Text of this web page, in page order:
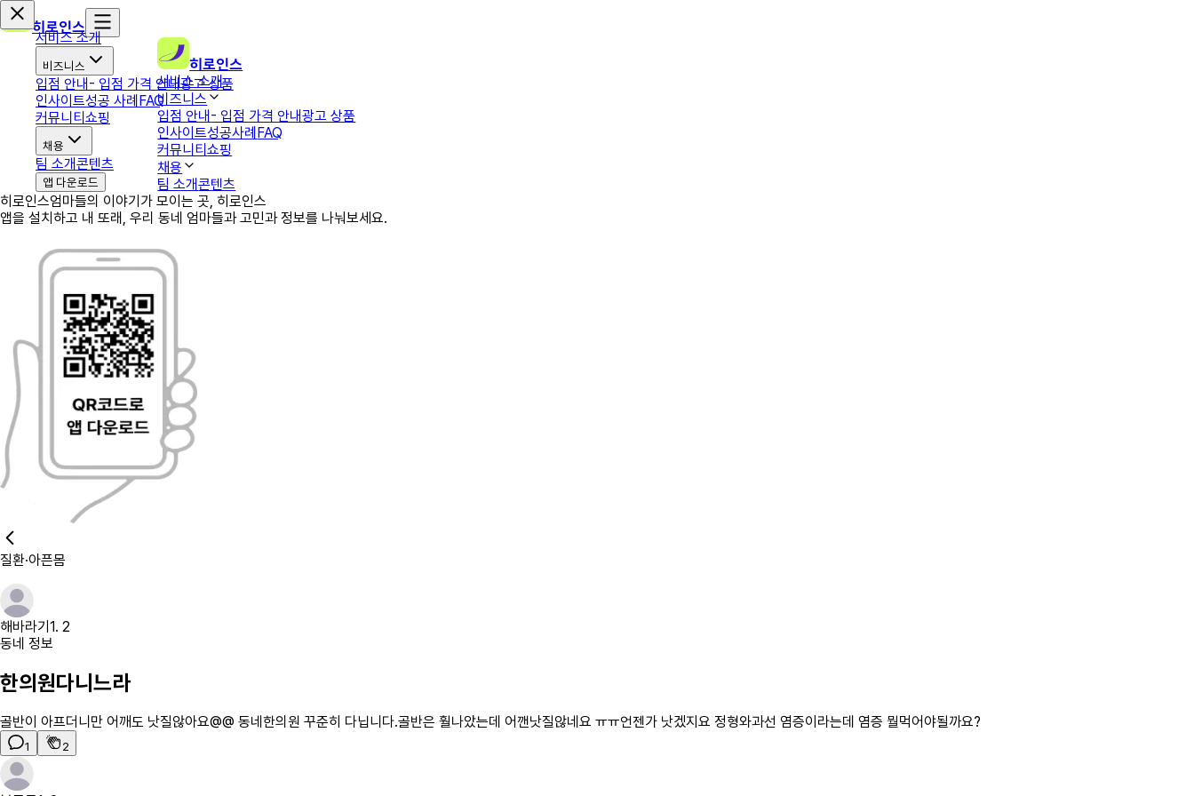
히로인스
히로인스
서비스 소개
비즈니스
입점 안내- 입점 가격 안내광고 상품
인사이트성공사례FAQ
커뮤니티쇼핑
채용
팀 소개콘텐츠
서비스 소개
비즈니스
입점 안내- 입점 가격 안내광고 상품
인사이트성공 사례FAQ
커뮤니티쇼핑
채용
팀 소개콘텐츠
앱 다운로드
히로인스엄마들의 이야기가 모이는 곳, 히로인스
앱을 설치하고 내 또래, 우리 동네 엄마들과 고민과 정보를 나눠보세요.
질환·아픈몸
해바라기1. 2
동네 정보
한의원다니느라
골반이 아프더니만 어깨도 낫질않아요@@ 동네한의원 꾸준히 다닙니다.골반은 훨나았는데 어깬낫질않네요 ㅠㅠ언젠가 낫겠지요 정형와과선 염증이라는데 염증 뭘먹어야될까요?
1 2